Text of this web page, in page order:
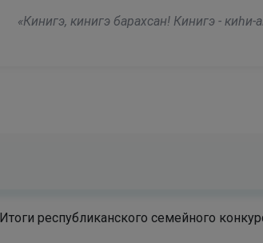
самыми лучшими людьми прошедших времен, и
Итоги республиканского семейного